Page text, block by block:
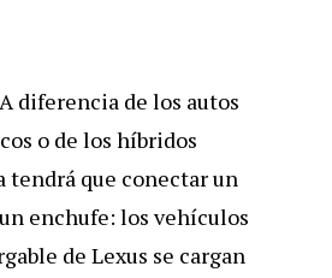
diferencia de los autos
o de los híbridos
tendrá que conectar un
enchufe: los vehículos
de Lexus se cargan